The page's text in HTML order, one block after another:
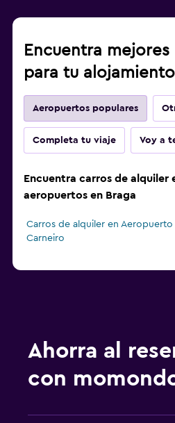
Encuentra
para tu
Aeropuertos populares
Completa tu viaje Voy a
Encuentra carros de alquiler
aeropuertos en Braga
Carros de alquiler en
Carneiro
Ahorra al
con